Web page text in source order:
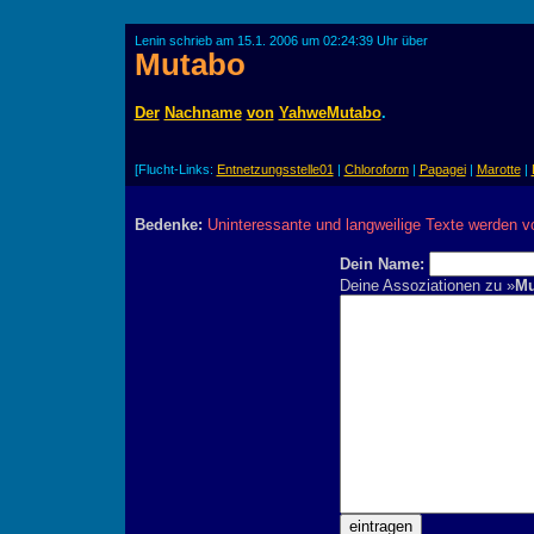
Lenin schrieb am 15.1. 2006 um 02:24:39 Uhr über
Mutabo
Der Nachname von YahweMutabo.
[Flucht-Links: Entnetzungsstelle01 | Chloroform| Papagei| Marotte|
Bedenke: Uninteressante und langweilige Texte werden
Dein Name:
Deine Assoziationen zu »